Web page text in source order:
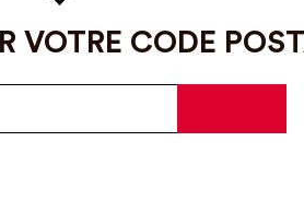
VOTRE CODE